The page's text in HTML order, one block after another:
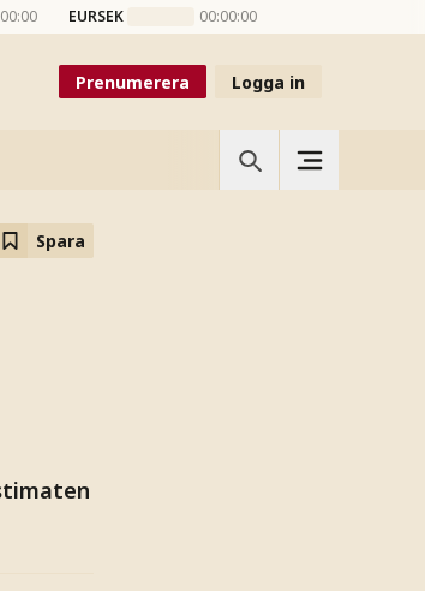
EURSEK 00:00:00
Prenumerera Logga in
Spara